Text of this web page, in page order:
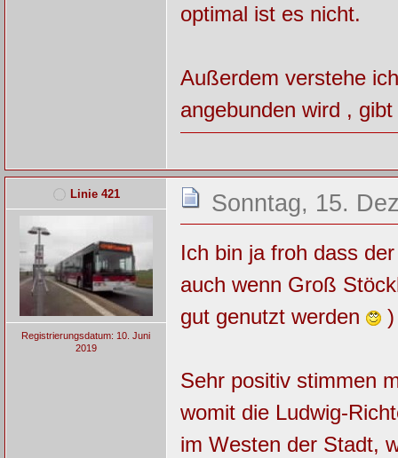
optimal ist es nicht.
Außerdem verstehe
angebunden wird ,
Linie 421
Registrierungsdatum: 10. Juni
2019
Sonntag, 15.
Ich bin ja froh dass
auch wenn Groß
gut genutzt werden
)
Sehr positiv stimmen
womit die Ludwig-
im Westen der Stadt,